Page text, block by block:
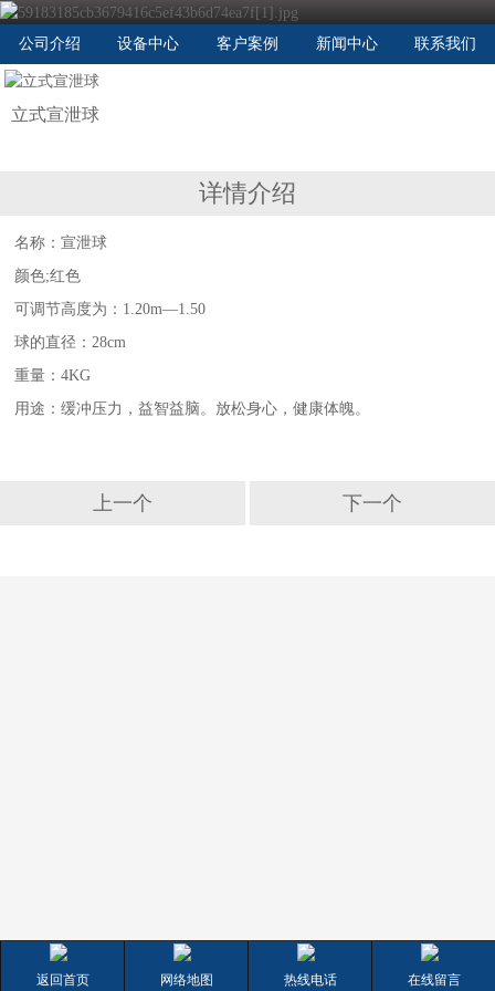
公司介绍 设备中心 客户案例 新闻中心 联系我们
立式宣泄球
详情介绍
名称：宣泄球
颜色;红色
可调节高度为：1.20m—1.50
球的直径：28cm
重量：4KG
用途：缓冲压力，益智益脑。放松身心，健康体魄。
上一个 下一个
返回首页 网络地图 热线电话 在线留言